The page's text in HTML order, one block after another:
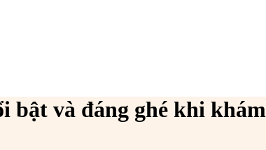
bật và đáng ghé khi khám